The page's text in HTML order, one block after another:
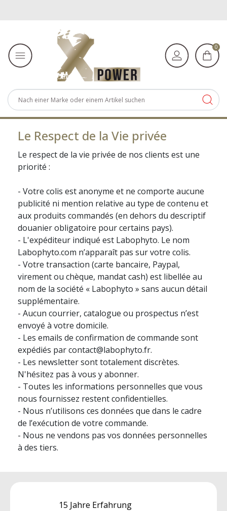
0
Le Respect de la Vie privée
Le respect de la vie privée de nos clients est une
priorité :
- Votre colis est anonyme et ne comporte aucune
publicité ni mention relative au type de contenu et
aux produits commandés (en dehors du descriptif
douanier obligatoire pour certains pays).
- L'expéditeur indiqué est Labophyto. Le nom
Labophyto.com n’apparaît pas sur votre colis.
- Votre transaction (carte bancaire, Paypal,
virement ou chèque, mandat cash) est libellée au
nom de la société « Labophyto » sans aucun détail
supplémentaire.
- Aucun courrier, catalogue ou prospectus n’est
envoyé à votre domicile.
- Les emails de confirmation de commande sont
expédiés par contact@labophyto.fr.
- Les newsletter sont totalement discrètes.
N'hésitez pas à vous y abonner.
- Toutes les informations personnelles que vous
nous fournissez restent confidentielles.
- Nous n’utilisons ces données que dans le cadre
de l’exécution de votre commande.
- Nous ne vendons pas vos données personnelles
à des tiers.
15 Jahre Erfahrung